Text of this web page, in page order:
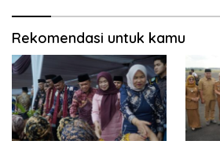
Rekomendasi untuk kamu